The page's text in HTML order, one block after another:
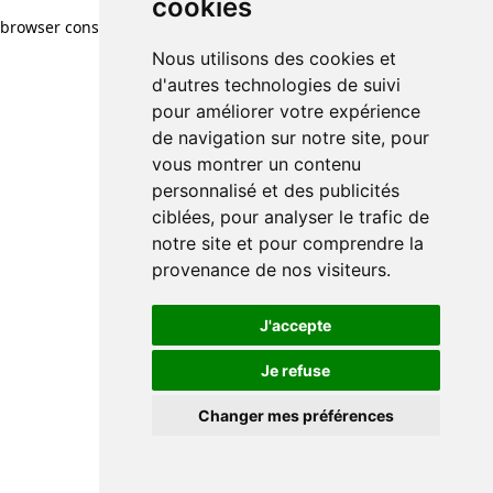
cookies
Nous utilisons des cookies et
d'autres technologies de suivi
pour améliorer votre expérience
de navigation sur notre site, pour
vous montrer un contenu
personnalisé et des publicités
ciblées, pour analyser le trafic de
notre site et pour comprendre la
provenance de nos visiteurs.
J'accepte
Je refuse
Changer mes préférences
browser console for more information)